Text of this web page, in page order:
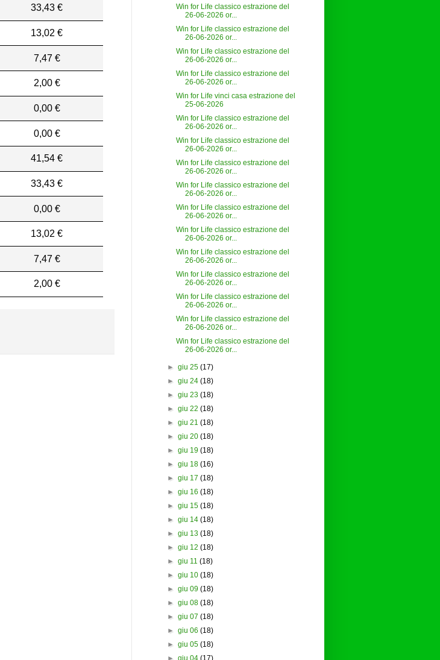
33,43 €
13,02 €
7,47 €
2,00 €
0,00 €
0,00 €
41,54 €
33,43 €
0,00 €
13,02 €
7,47 €
2,00 €
Win for Life classico estrazione del
26-06-2026 or...
Win for Life classico estrazione del
26-06-2026 or...
Win for Life classico estrazione del
26-06-2026 or...
Win for Life classico estrazione del
26-06-2026 or...
Win for Life vinci casa estrazione del
25-06-2026
Win for Life classico estrazione del
26-06-2026 or...
Win for Life classico estrazione del
26-06-2026 or...
Win for Life classico estrazione del
26-06-2026 or...
Win for Life classico estrazione del
26-06-2026 or...
Win for Life classico estrazione del
26-06-2026 or...
Win for Life classico estrazione del
26-06-2026 or...
Win for Life classico estrazione del
26-06-2026 or...
Win for Life classico estrazione del
26-06-2026 or...
Win for Life classico estrazione del
26-06-2026 or...
Win for Life classico estrazione del
26-06-2026 or...
Win for Life classico estrazione del
26-06-2026 or...
► giu 25 (17)
► giu 24 (18)
► giu 23 (18)
► giu 22 (18)
► giu 21 (18)
► giu 20 (18)
► giu 19 (18)
► giu 18 (16)
► giu 17 (18)
► giu 16 (18)
► giu 15 (18)
► giu 14 (18)
► giu 13 (18)
► giu 12 (18)
► giu 11 (18)
► giu 10 (18)
► giu 09 (18)
► giu 08 (18)
► giu 07 (18)
► giu 06 (18)
► giu 05 (18)